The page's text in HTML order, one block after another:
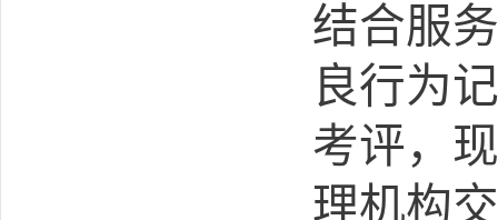
结合服
良行为
考评，
理机构